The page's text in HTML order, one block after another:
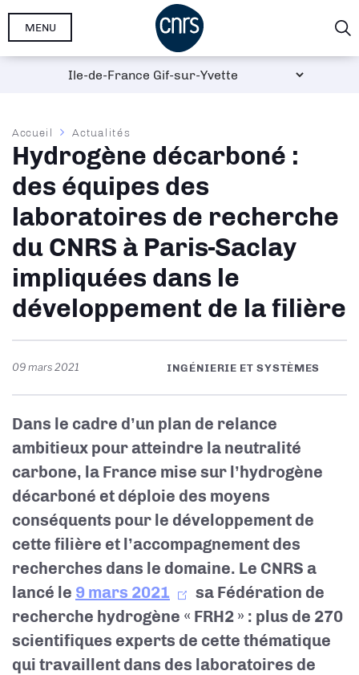
Aller
MENU
Fil
d'Ariane
Accueil Actualités
Hydrogène décarboné :
des équipes des
laboratoires de recherche
du CNRS à Paris-Saclay
impliquées dans le
développement de la filière
09 mars 2021 INGÉNIERIE ET SYSTÈMES
Dans le cadre d’un plan de relance
ambitieux pour atteindre la neutralité
carbone, la France mise sur l’hydrogène
décarboné et déploie des moyens
conséquents pour le développement de
cette filière et l’accompagnement des
recherches dans le domaine. Le CNRS a
lancé le 9 mars 2021
sa Fédération de
recherche hydrogène « FRH2 » : plus de 270
scientifiques experts de cette thématique
qui travaillent dans des laboratoires de